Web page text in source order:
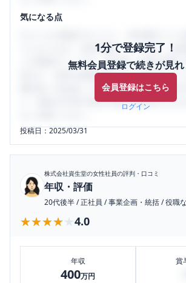
気になる点
1分で登録完了！
無料会員登録で続きが見
会員登録はこちら
ログイン
うになります。SHEHUB(シーハブ)は、女
ミの投稿サイトです。給与面・女性の働き
判など、女性の転職は気にすべき点がたく
輩社員（元社員）の口コミを通して、本当
り、将来の不安や現在の悩みを解消するた
投稿日：2025/03/31
株式会社資生堂の女性社員の評判・口コミ
年収・評価
20代後半/正社員 /事業企画・統括/役職
★★★★★
★★★★★ 4.0
年収
400万円
賞